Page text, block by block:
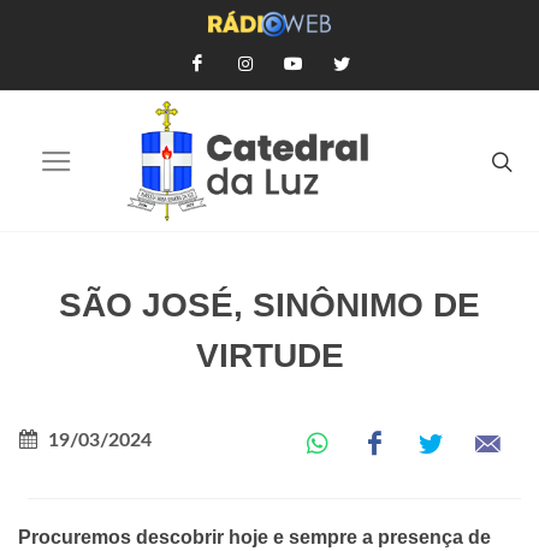
SÃO JOSÉ, SINÔNIMO DE
VIRTUDE
19/03/2024
Procuremos descobrir hoje e sempre a presença de